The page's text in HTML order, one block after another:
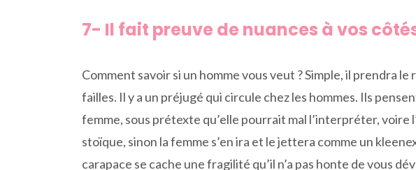
7- Il fait preuve de nuances à vos
Comment savoir si un homme vous veut ? Simple, il prendra
failles. Il y a un préjugé qui circule chez les hommes. Ils
femme, sous prétexte qu’elle pourrait mal l’interpréter,
stoïque, sinon la femme s’en ira et le jettera comme un
carapace se cache une fragilité qu’il n’a pas honte de vous